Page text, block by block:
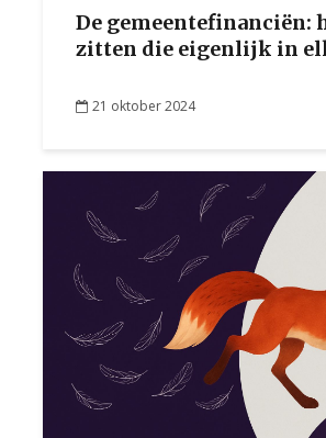
De gemeentefinanciën:
zitten die eigenlijk in
21 oktober 2024